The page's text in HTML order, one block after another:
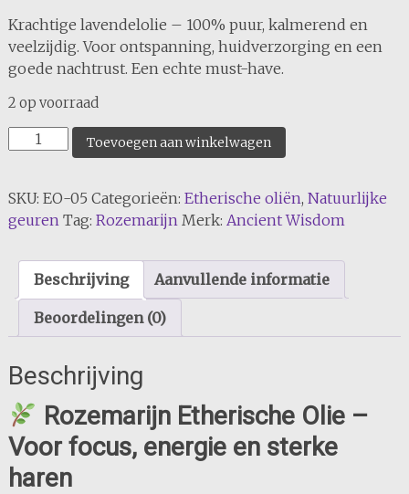
Krachtige lavendelolie – 100% puur, kalmerend en
veelzijdig. Voor ontspanning, huidverzorging en een
goede nachtrust. Een echte must-have.
2 op voorraad
Rozemarijn
Etherische
-
10ml
Toevoegen aan winkelwagen
SKU: EO-05 Categorieën: Etherische oliën, Natuurlijke
geuren Tag: Rozemarijn Merk: Ancient Wisdom
Beschrijving Aanvullende informatie
Beoordelingen (0)
Beschrijving
Rozemarijn Etherische Olie –
Voor focus, energie en sterke
haren